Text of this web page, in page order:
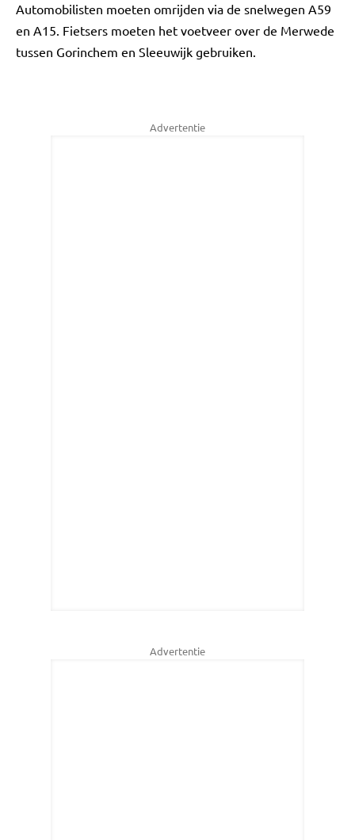
Automobilisten moeten omrijden via de snelwegen A59
en A15. Fietsers moeten het voetveer over de Merwede
tussen Gorinchem en Sleeuwijk gebruiken.
Advertentie
Advertentie